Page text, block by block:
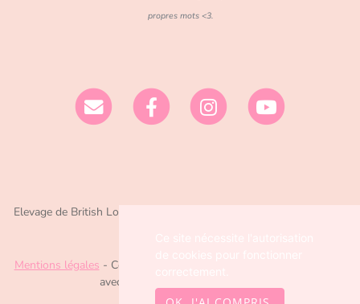
propres mots <3.
Elevage de British Longhair/Shorthair et Ragdoll depuis 2016 situé
Mentions légales - Copyright© Chatterie Nekobaa 2026 - Site créé
avec